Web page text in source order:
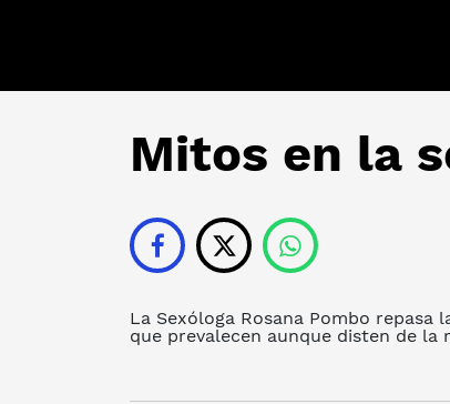
Mitos en la
La Sexóloga Rosana Pombo repasa
que prevalecen aunque disten de la